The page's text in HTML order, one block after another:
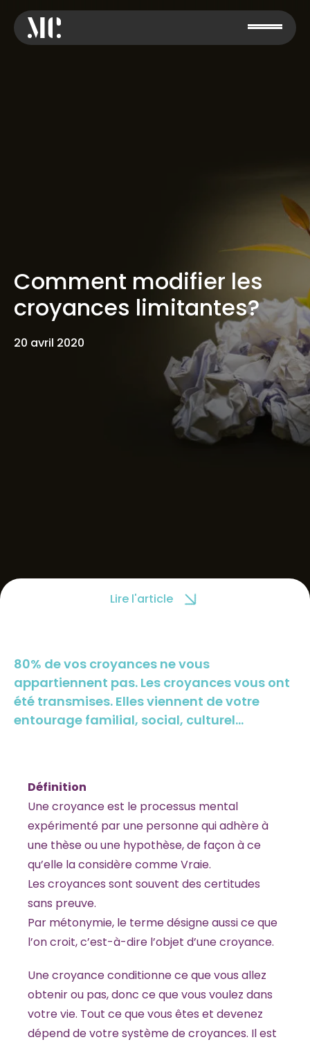
Comment modifier les
croyances limitantes?
20 avril 2020
Lire l'article
80% de vos croyances ne vous
appartiennent pas. Les croyances vous ont
été transmises. Elles viennent de votre
entourage familial, social, culturel…
Définition
Une croyance est le processus mental
expérimenté par une personne qui adhère à
une thèse ou une hypothèse, de façon à ce
qu’elle la considère comme Vraie.
Les croyances sont souvent des certitudes
sans preuve.
Par métonymie, le terme désigne aussi ce que
l’on croit, c’est-à-dire l’objet d’une croyance.
Une croyance conditionne ce que vous allez
obtenir ou pas, donc ce que vous voulez dans
votre vie. Tout ce que vous êtes et devenez
dépend de votre système de croyances. Il est